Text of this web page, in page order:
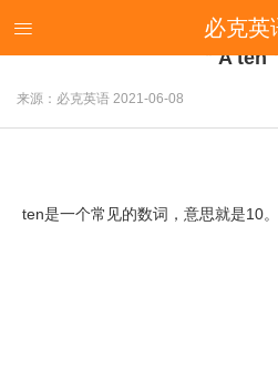
 必克英
【英语冷知识】为什么老外
＂A ten
来源：必克英语 2021-06-08
ten是一个常见的数词，意思就是10。